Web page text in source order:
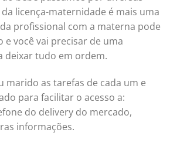
licença-maternidade é mais uma
profissional com a materna pode
e você vai precisar de uma
deixar tudo em ordem.
marido as tarefas de cada um e
para facilitar o acesso a:
do delivery do mercado,
informações.